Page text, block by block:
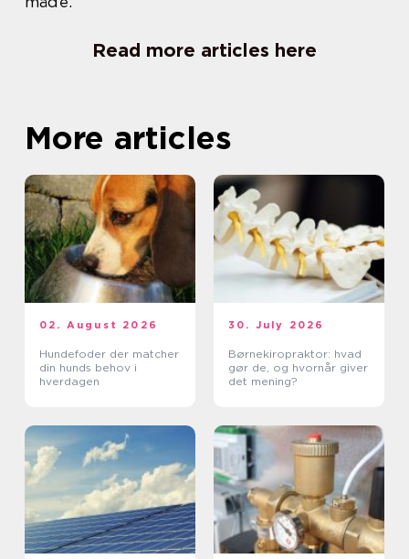
Read more articles here
More articles
02. August 2026
Hundefoder der matcher
din hunds behov i
hverdagen
30. July 2026
Børnekiropraktor: hvad
gør de, og hvornår giver
det mening?